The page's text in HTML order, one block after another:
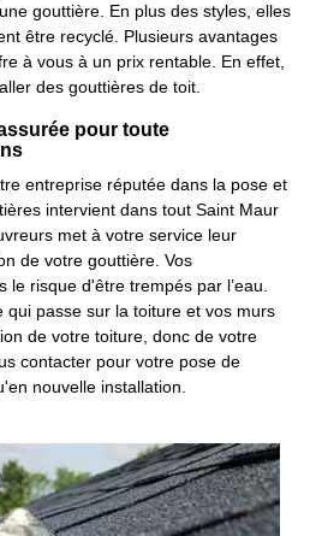
gouttière. En plus des styles, elles
être recyclé. Plusieurs avantages
à vous à un prix rentable. En effet,
des gouttières de toit.
pour toute
entreprise réputée dans la pose et
intervient dans tout Saint Maur
met à votre service leur
de votre gouttière. Vos
risque d'être trempés par l’eau.
qui passe sur la toiture et vos murs
de votre toiture, donc de votre
contacter pour votre pose de
nouvelle installation.